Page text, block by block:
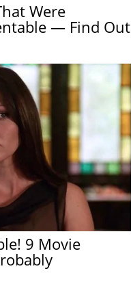
Were
— Find Out
9 Movie